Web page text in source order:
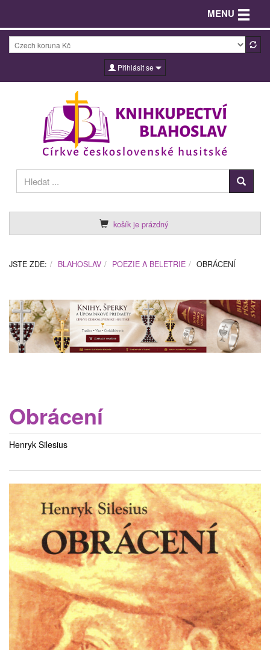
Přihlásit se
košík je prázdný
MENU Toggle
JSTE ZDE: BLAHOSLAV POEZIE A BELETRIE OBRÁCENÍ
Obrácení
Henryk Silesius